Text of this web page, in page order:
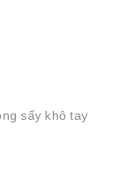
sấy khô tay